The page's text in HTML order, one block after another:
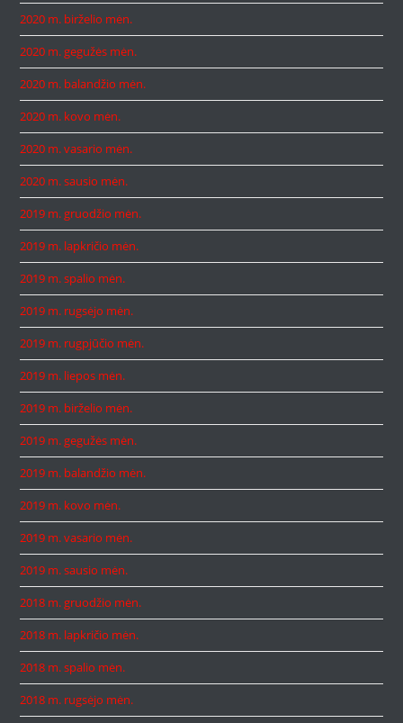
2020 m. birželio mėn.
2020 m. gegužės mėn.
2020 m. balandžio mėn.
2020 m. kovo mėn.
2020 m. vasario mėn.
2020 m. sausio mėn.
2019 m. gruodžio mėn.
2019 m. lapkričio mėn.
2019 m. spalio mėn.
2019 m. rugsėjo mėn.
2019 m. rugpjūčio mėn.
2019 m. liepos mėn.
2019 m. birželio mėn.
2019 m. gegužės mėn.
2019 m. balandžio mėn.
2019 m. kovo mėn.
2019 m. vasario mėn.
2019 m. sausio mėn.
2018 m. gruodžio mėn.
2018 m. lapkričio mėn.
2018 m. spalio mėn.
2018 m. rugsėjo mėn.